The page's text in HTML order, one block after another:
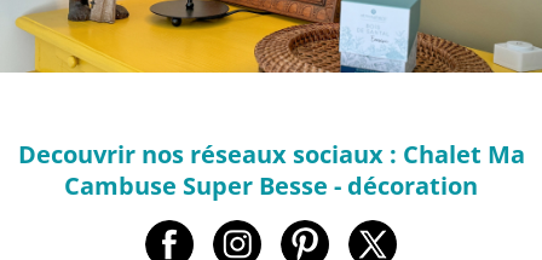
Decouvrir nos réseaux sociaux : Chalet Ma
Cambuse Super Besse - décoration